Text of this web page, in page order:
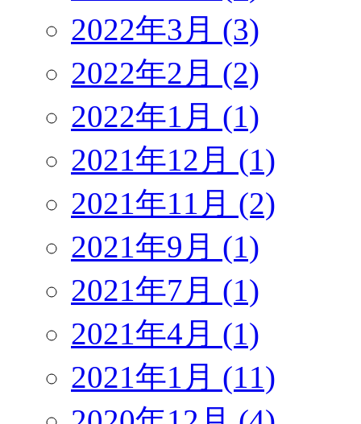
2022年3月 (3)
2022年2月 (2)
2022年1月 (1)
2021年12月 (1)
2021年11月 (2)
2021年9月 (1)
2021年7月 (1)
2021年4月 (1)
2021年1月 (11)